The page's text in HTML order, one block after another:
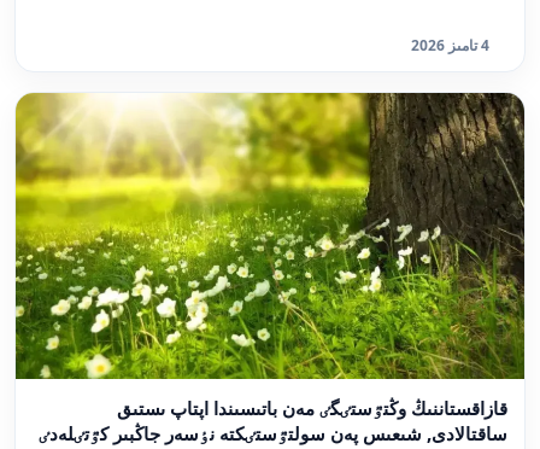
4 تامىز 2026
قازاقستاننىڭ وڭتٷستٸگٸ مەن باتىسىندا اپتاپ ىستىق
ساقتالادى, شىعىس پەن سولتٷستٸكتە نٶسەر جاڭبىر كٷتٸلەدٸ